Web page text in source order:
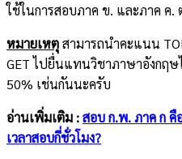
ใช้ในการสอบภาค ข. และภาค ค.
หมายเหตุสามารถนำคะแนน
GET ไปยื่นแทนวิชาภาษาอังกฤ
50% เช่นกันนะครับ
อ่านเพิ่มเติม :สอบ ก.พ. ภาค ก คื
เวลาสอบกี่ชั่วโมง?